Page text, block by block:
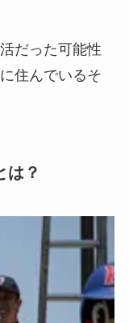
だった可能性
住んでいるそ
は？